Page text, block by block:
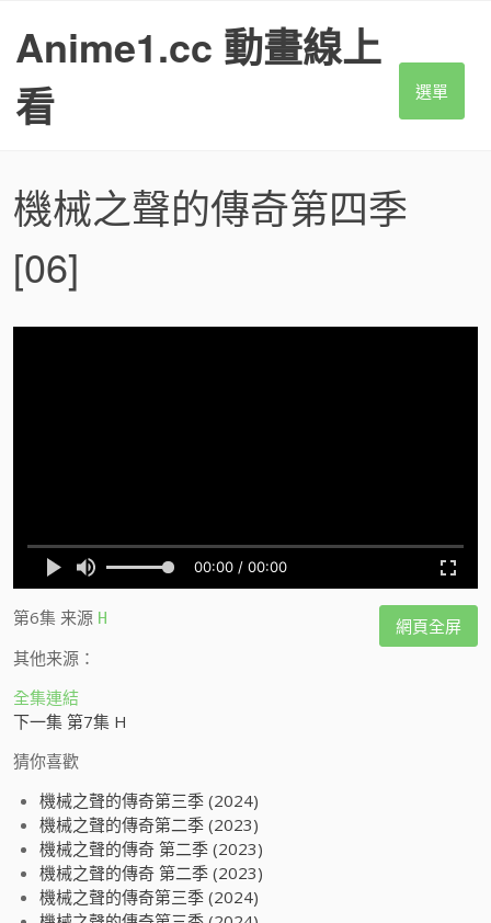
Anime1.cc 動畫線上
看
選單
機械之聲的傳奇第四季
[06]
網頁全屏
第6集 来源 H
其他来源：
全集連結
下一集 第7集 H
猜你喜歡
機械之聲的傳奇第三季 (2024)
機械之聲的傳奇第二季 (2023)
機械之聲的傳奇 第二季 (2023)
機械之聲的傳奇 第二季 (2023)
機械之聲的傳奇第三季 (2024)